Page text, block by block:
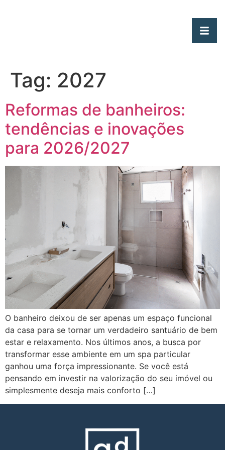
Tag: 2027
Reformas de banheiros:
tendências e inovações
para 2026/2027
O banheiro deixou de ser apenas um espaço funcional
da casa para se tornar um verdadeiro santuário de bem
estar e relaxamento. Nos últimos anos, a busca por
transformar esse ambiente em um spa particular
ganhou uma força impressionante. Se você está
pensando em investir na valorização do seu imóvel ou
simplesmente deseja mais conforto […]